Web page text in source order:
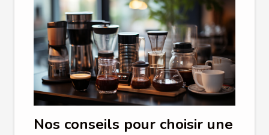
Nos conseils pour choisir une